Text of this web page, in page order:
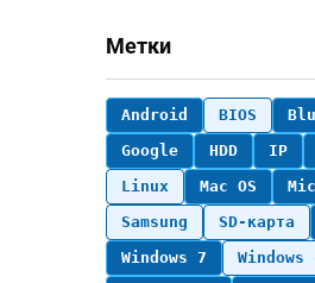
Метки
Android BIOS
Google
HDD IP
Linux
Mac OS
Samsung
SD-карта
Windows 7
Windows